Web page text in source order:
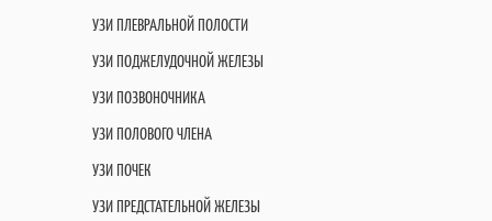
УЗИ ПЛЕВРАЛЬНОЙ ПОЛОСТИ
УЗИ ПОДЖЕЛУДОЧНОЙ ЖЕЛЕЗЫ
УЗИ ПОЗВОНОЧНИКА
УЗИ ПОЛОВОГО ЧЛЕНА
УЗИ ПОЧЕК
УЗИ ПРЕДСТАТЕЛЬНОЙ ЖЕЛЕЗЫ